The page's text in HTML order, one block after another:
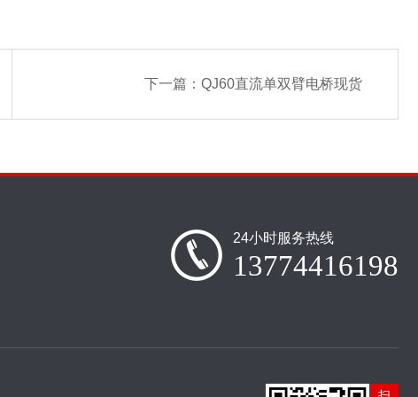
下一篇： QJ60直流单双臂电桥现货
24小时服务热线
13774416198